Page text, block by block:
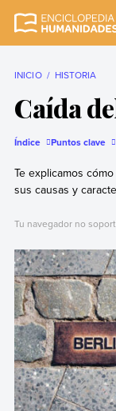
completa y más
INICIO HISTORIA
Caída
Índice Puntos clave
Te explicamos
sus causas y
Tu navegador no